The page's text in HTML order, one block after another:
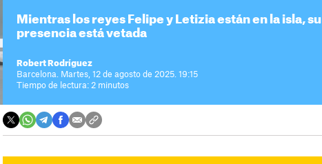
Mientras los reyes Felipe y Letizia están en la isla, su
presencia está vetada
Robert Rodríguez
Barcelona. Martes, 12 de agosto de 2025. 19:15
Tiempo de lectura: 2 minutos